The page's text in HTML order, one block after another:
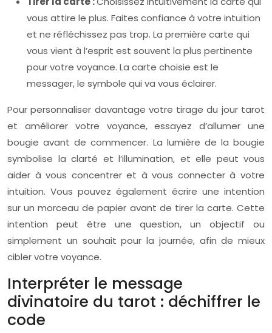
vous attire le plus. Faites confiance à votre intuition
et ne réfléchissez pas trop. La première carte qui
vous vient à l’esprit est souvent la plus pertinente
pour votre voyance. La carte choisie est le
messager, le symbole qui va vous éclairer.
Pour personnaliser davantage votre tirage du jour tarot
et améliorer votre voyance, essayez d’allumer une
bougie avant de commencer. La lumière de la bougie
symbolise la clarté et l’illumination, et elle peut vous
aider à vous concentrer et à vous connecter à votre
intuition. Vous pouvez également écrire une intention
sur un morceau de papier avant de tirer la carte. Cette
intention peut être une question, un objectif ou
simplement un souhait pour la journée, afin de mieux
cibler votre voyance.
Interpréter le message
divinatoire du tarot : déchiffrer le
code